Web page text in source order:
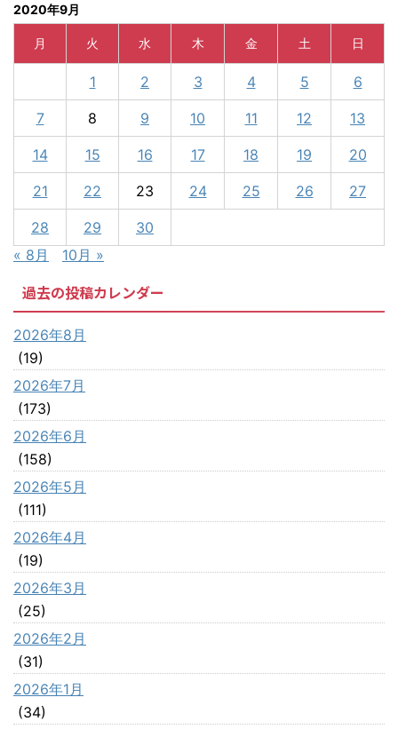
2020年9月
月 火 水 木 金 土 日
1 2 3 4 5 6
7 8 9 10 11 12 13
14 15 16 17 18 19 20
21 22 23 24 25 26 27
28 29
30
« 8月
10月 »
過去の投稿カレンダー
2026年8月
(19)
2026年7月
(173)
2026年6月
(158)
2026年5月
(111)
2026年4月
(19)
2026年3月
(25)
2026年2月
(31)
2026年1月
(34)